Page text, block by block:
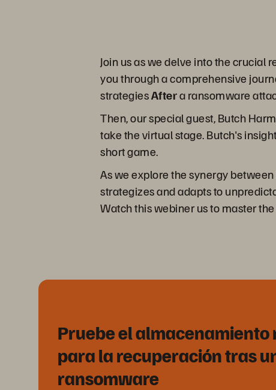
Join us as we delve into the crucial
you through a comprehensive
strategiesAftera ransomware
Then, our special guest, Butch
take the virtual stage. Butch's
short game.
As we explore the synergy
strategizes and adapts to
Watch this webiner us to master
Pruebe el almacenamiento
para la recuperación tras
ransomware